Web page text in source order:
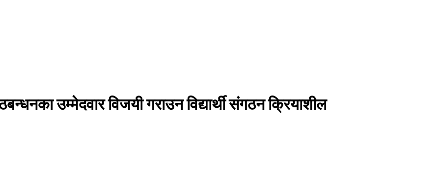
उम्मेदवार विजयी गराउन विद्यार्थी संगठन क्रियाशील